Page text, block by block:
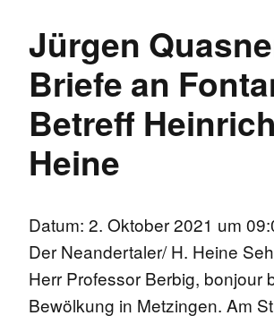
Jürgen
Briefe an
Betreff Heinrich
Heine
Datum: 2. Oktober 2021 um
Der Neandertaler/ H. Heine
Herr Professor Berbig, bonjour
Bewölkung in Metzingen. Am